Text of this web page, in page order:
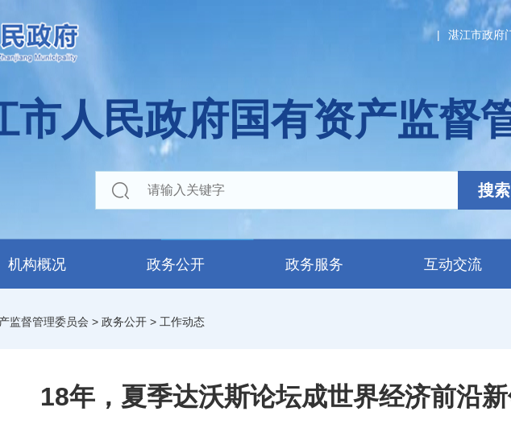
| 湛江市政府
市人民政府国有资产监督
搜索
机构概况 政务公开 政务服务 互动交流
监督管理委员会 > 政务公开 > 工作动态
18年，夏季达沃斯论坛成世界经济前沿